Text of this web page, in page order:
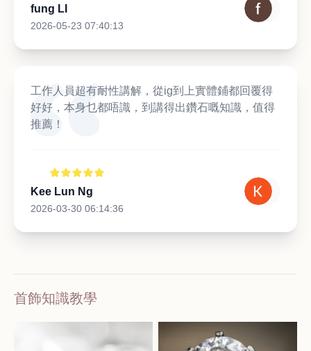
fung LI
2026-05-23 07:40:13
工作人員超有耐性講解，從ig到上實體鋪都回覆得
好好，本身乜都唔識，到講得出鑽石嘅知識，值得
推薦！
Kee Lun Ng
2026-03-30 06:14:36
首飾知識教學